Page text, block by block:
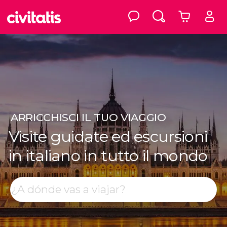
ARRICCHISCIIL TUO VIAGGIO
Visite guidate ed escursioni
in italiano in tutto il mondo
Cerca
Top destinazioni